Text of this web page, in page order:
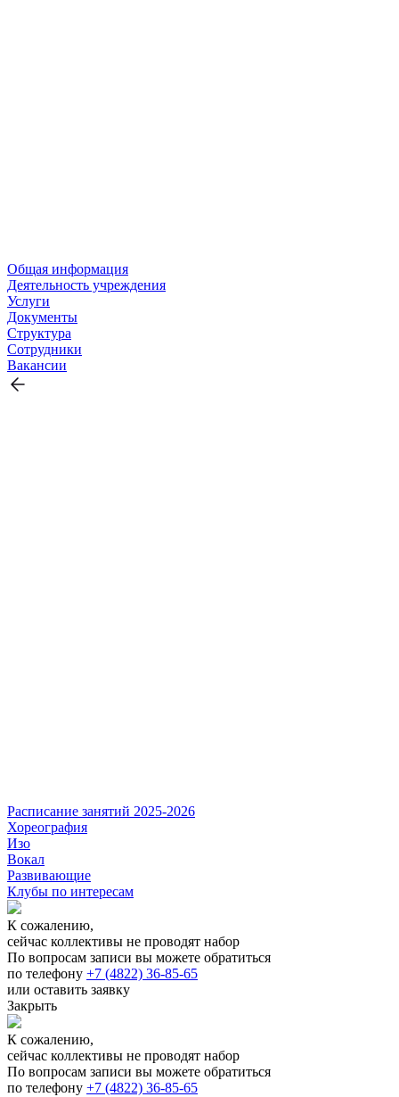
Общая информация
Деятельность учреждения
Услуги
Документы
Структура
Сотрудники
Вакансии
Расписание занятий 2025-2026
Хореография
Изо
Вокал
Развивающие
Клубы по интересам
К сожалению,
сейчас коллективы не проводят набор
По вопросам записи вы можете обратиться
по телефону +7 (4822) 36-85-65
или оставить заявку
Закрыть
К сожалению,
сейчас коллективы не проводят набор
По вопросам записи вы можете обратиться
по телефону +7 (4822) 36-85-65